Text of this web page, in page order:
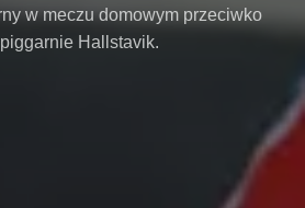
w meczu domowym przeciwko
Hallstavik.